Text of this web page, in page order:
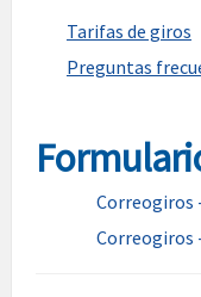
Tarifas de giros
Preguntas
Correogiros
Correogiros